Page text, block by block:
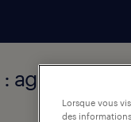
agent de
Lorsque vous
des